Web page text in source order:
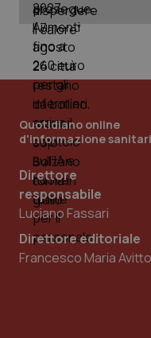
Quotidiano online
d'informazione
Direttore
responsabile
Luciano Fassari
Direttore editoriale
Francesco Maria Avitto
_ga_KM60CM4NPH